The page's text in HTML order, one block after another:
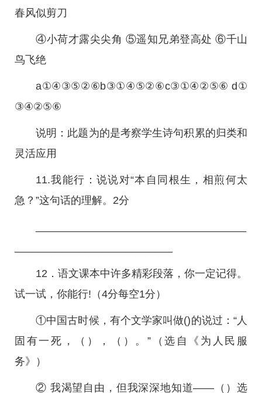
春风似剪刀
④小荷才露尖尖角 ⑤遥知兄弟登高处 ⑥千山
鸟飞绝
a①④③⑤②⑥b③①④⑤②⑥c③①④②⑤⑥ d①
③④②⑤⑥
说明：此题为的是考察学生诗句积累的归类和
灵活应用
11.我能行：说说对“本自同根生，相煎何太
急？”这句话的理解。2分
12．语文课本中许多精彩段落，你一定记得。
试一试，你能行!（4分每空1分）
①中国古时候，有个文学家叫做()的说过：“人
固有一死，（），（）。”（选自《为人民服
务》）
② 我渴望自由，但我深深地知道——（）选